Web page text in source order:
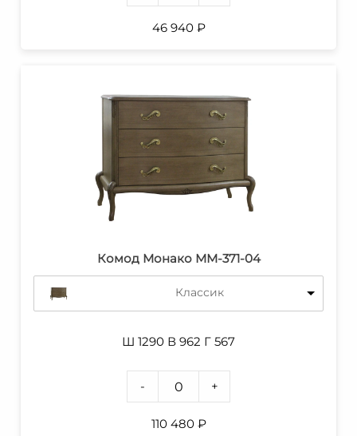
46 940 ₽
Комод Монако ММ-371-04
Классик
Ш 1290 В 962 Г 567
- +
110 480 ₽